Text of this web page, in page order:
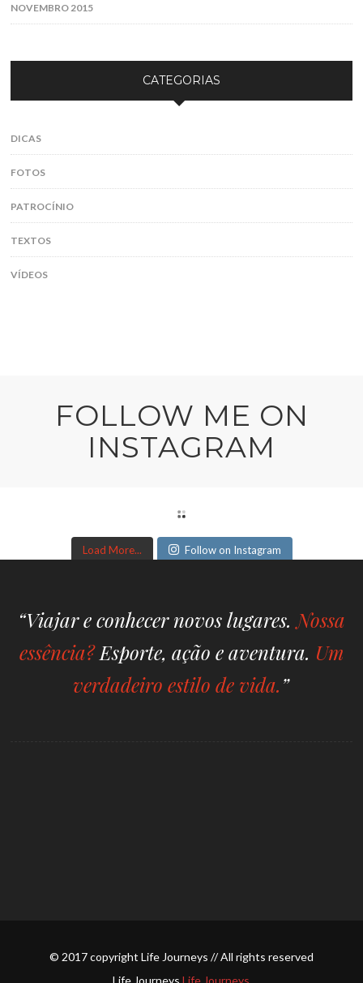
NOVEMBRO 2015
CATEGORIAS
DICAS
FOTOS
PATROCÍNIO
TEXTOS
VÍDEOS
FOLLOW ME ON
INSTAGRAM
Load More... Follow on Instagram
“Viajar e conhecer novos lugares.Nossa
essência?Esporte, ação e aventura. Um
verdadeiro estilo de vida.”
© 2017 copyright Life Journeys // All rights reserved
Life JourneysLife Journeys